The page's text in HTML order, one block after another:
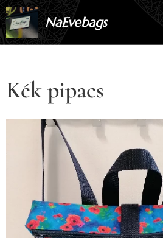
NaEvebags
Kék pipacs